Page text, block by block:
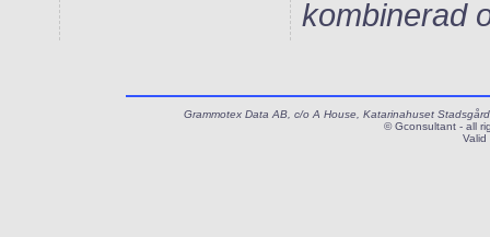
kombinerad
Grammotex Data AB, c/o A House, Katarinahuset
© Gconsultant - all
Valid